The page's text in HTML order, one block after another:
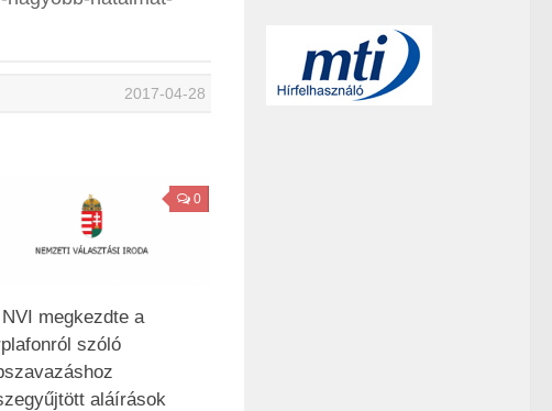
2017-04-28
0
megkezdte a
szóló
aláírások